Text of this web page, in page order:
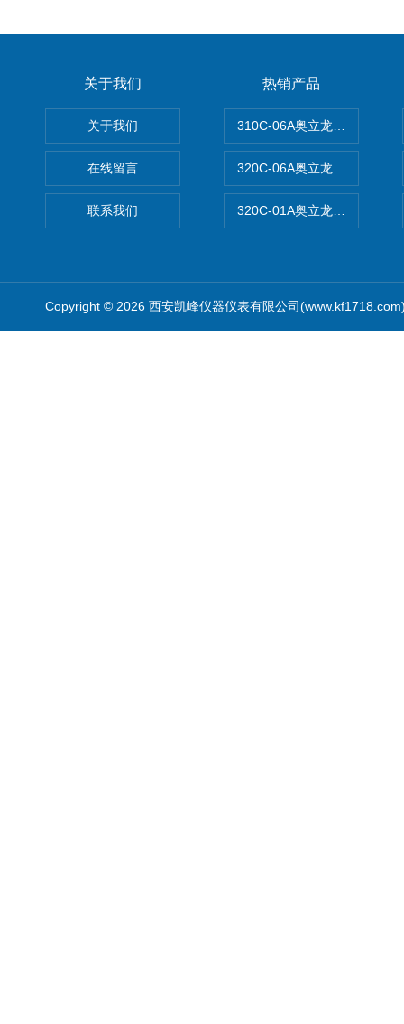
关于我们
关于我们
在线留言
联系我们
热销产品
310C-06A奥立龙实验室台式
320C-06A奥立龙实验室便携
320C-01A奥立龙实验室便携
Copyright © 2026 西安凯峰仪器仪表有限公司